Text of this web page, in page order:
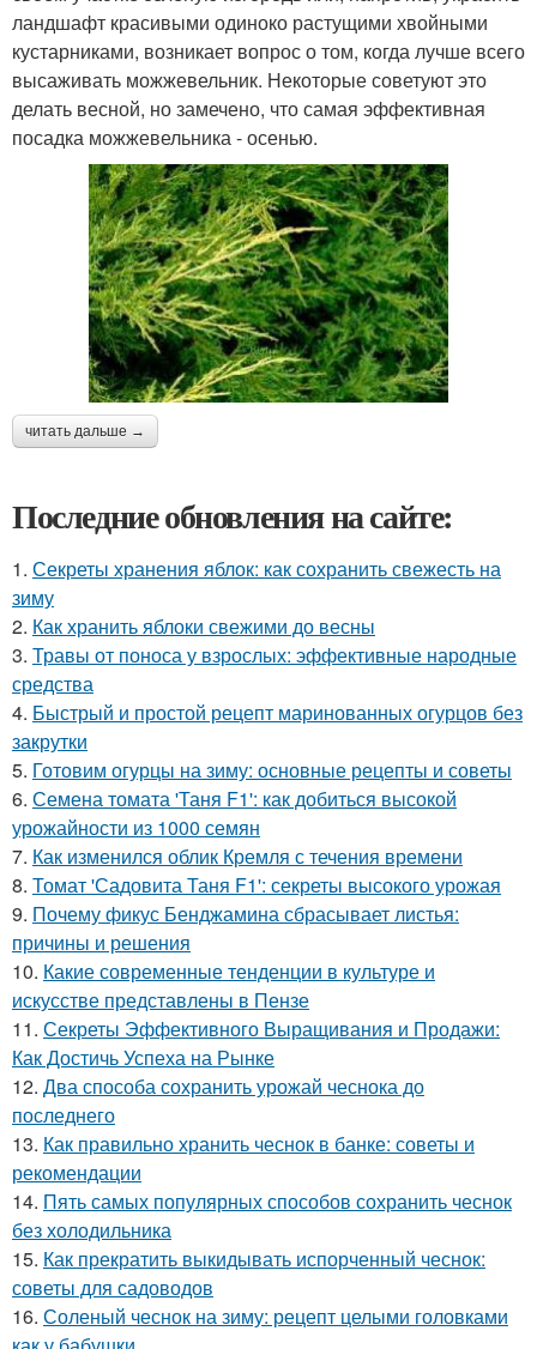
ландшафт красивыми одиноко растущими хвойными
кустарниками, возникает вопрос о том, когда лучше всего
высаживать можжевельник. Некоторые советуют это
делать весной, но замечено, что самая эффективная
посадка можжевельника - осенью.
читать дальше →
Последние обновления на сайте:
1. Секреты хранения яблок: как сохранить свежесть на
зиму
2. Как хранить яблоки свежими до весны
3. Травы от поноса у взрослых: эффективные народные
средства
4. Быстрый и простой рецепт маринованных огурцов без
закрутки
5. Готовим огурцы на зиму: основные рецепты и советы
6. Семена томата 'Таня F1': как добиться высокой
урожайности из 1000 семян
7. Как изменился облик Кремля с течения времени
8. Томат 'Садовита Таня F1': секреты высокого урожая
9. Почему фикус Бенджамина сбрасывает листья:
причины и решения
10. Какие современные тенденции в культуре и
искусстве представлены в Пензе
11. Секреты Эффективного Выращивания и Продажи:
Как Достичь Успеха на Рынке
12. Два способа сохранить урожай чеснока до
последнего
13. Как правильно хранить чеснок в банке: советы и
рекомендации
14. Пять самых популярных способов сохранить чеснок
без холодильника
15. Как прекратить выкидывать испорченный чеснок:
советы для садоводов
16. Соленый чеснок на зиму: рецепт целыми головками